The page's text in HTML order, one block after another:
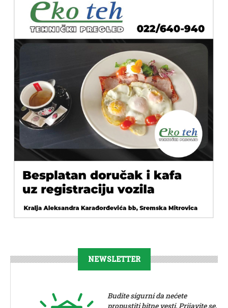
NEWSLETTER
Budite sigurni da nećete
propustiti bitne vesti. Prijavite se.